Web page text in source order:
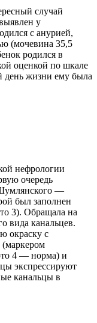
случай
у
с анурией,
(мочевина 35,5
родился в
оценкой по шкале
день жизни ему была
очередь
—
был заполнен
3). Обращала на
вида канальцев.
окраску с
4 — норма) и
экспрессируют
канальцы в